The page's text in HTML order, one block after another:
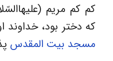
کم کم مریم
که دختر بود، خداوند
مسجد بیت المقدس